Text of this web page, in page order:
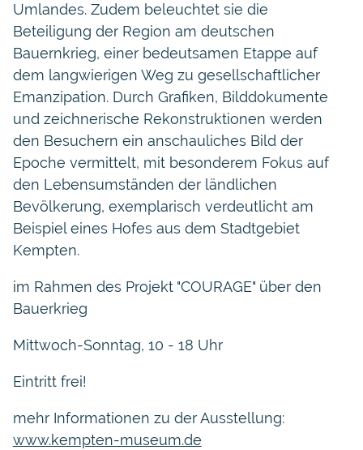
Umlandes. Zudem beleuchtet sie die
Beteiligung der Region am deutschen
Bauernkrieg, einer bedeutsamen Etappe auf
dem langwierigen Weg zu gesellschaftlicher
Emanzipation. Durch Grafiken, Bilddokumente
und zeichnerische Rekonstruktionen werden
den Besuchern ein anschauliches Bild der
Epoche vermittelt, mit besonderem Fokus auf
den Lebensumständen der ländlichen
Bevölkerung, exemplarisch verdeutlicht am
Beispiel eines Hofes aus dem Stadtgebiet
Kempten.
im Rahmen des Projekt "COURAGE" über den
Bauerkrieg
Mittwoch-Sonntag, 10 - 18 Uhr
Eintritt frei!
mehr Informationen zu der Ausstellung:
www.kempten-museum.de